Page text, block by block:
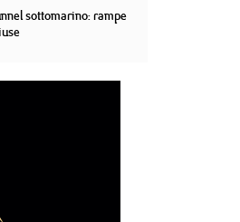
sottomarino: rampe